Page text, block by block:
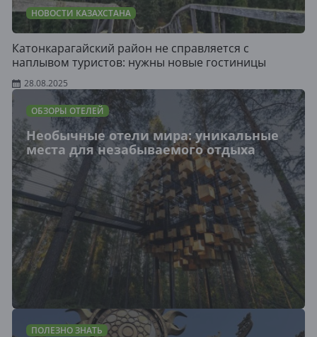
НОВОСТИ КАЗАХСТАНА
Катонкарагайский район не справляется с
наплывом туристов: нужны новые гостиницы
28.08.2025
ОБЗОРЫ ОТЕЛЕЙ
Необычные отели мира: уникальные
места для незабываемого отдыха
ПОЛЕЗНО ЗНАТЬ